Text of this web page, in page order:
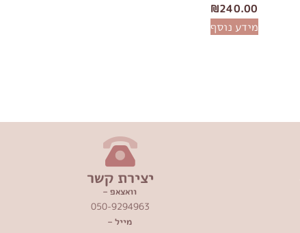
₪240.00
מידע נוסף
יצירת קשר
וואצאפ –
050-9294963
מייל –